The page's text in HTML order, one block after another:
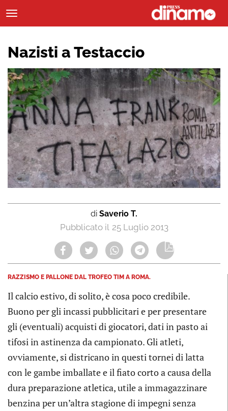
Nazisti a Testaccio
di Saverio T.
25 Luglio 2013
RAZZISMO E PALLONE DAL TROFEO TIM A ROMA.
Il calcio estivo, di solito, è cosa poco credibile.
Buono per gli incassi pubblicitari e per presentare
gli (eventuali) acquisti di giocatori, dati in pasto ai
tifosi in astinenza da campionato. Gli atleti,
ovviamente, si districano in questi tornei di latta
con le gambe imballate e il fiato corto a causa della
dura preparazione atletica, utile a immagazzinare
benzina per un’altra stagione di impegni senza